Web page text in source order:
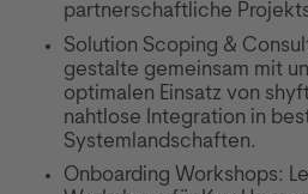
partnerschaftliche
Solution Scoping &
gestalte gemeinsam mit
optimalen Einsatz von
nahtlose Integration in
Systemlandschaften.
Onboarding Workshops: